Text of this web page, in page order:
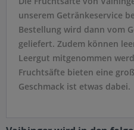
unserem Getränkeservice
Bestellung wird dann vom
geliefert. Zudem können
Leergut mitgenommen
Fruchtsäfte bieten eine
Geschmack ist etwas dabei.